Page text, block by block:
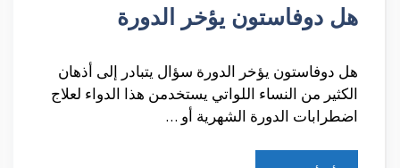
هل دوفاستون يؤخر الدورة
هل دوفاستون يؤخر الدورة سؤال يتبادر إلى أذهان
الكثير من النساء اللواتي يستخدمن هذا الدواء لعلاج
اضطرابات الدورة الشهرية أو …